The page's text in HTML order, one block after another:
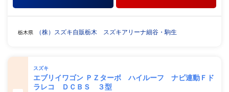
栃木県 （株）スズキ自販栃木 スズキアリーナ細谷・駒生
スズキ
エブリイワゴン ＰＺターボ ハイルーフ ナビ連動Ｆド
ラレコ ＤＣＢＳ ３型